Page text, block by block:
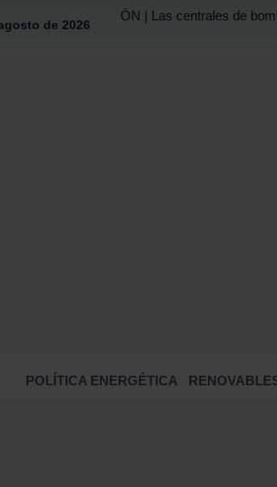
de 2026
ÓN | Las centrales de
POLÍTICA ENERGÉTICA